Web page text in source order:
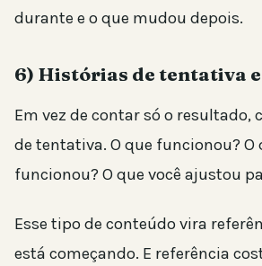
durante e o que mudou depois.
6) Histórias de tentativa
Em vez de contar só o resultado,
de tentativa. O que funcionou? O
funcionou? O que você ajustou
Esse tipo de conteúdo vira
está começando. E referência